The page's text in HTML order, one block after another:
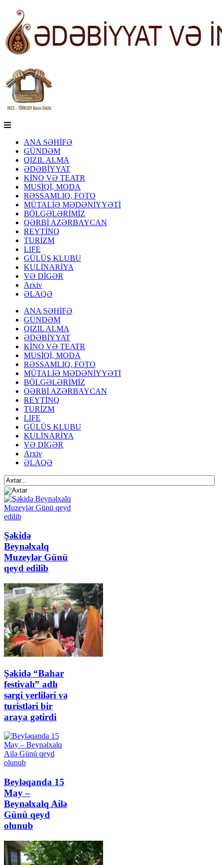
ANA SƏHİFƏ
GÜNDƏM
QIZIL ALMA
ƏDƏBİYYAT
KİNO VƏ TEATR
MUSİQİ, MODA
RƏSSAMLIQ, FOTO
MÜTALİƏ MƏDƏNİYYƏTİ
BÖLGƏLƏRİMİZ
QƏRBİ AZƏRBAYCAN
REYTİNQ
TURİZM
LIFE
GÜLÜŞ KLUBU
KULİNARİYA
VƏ DİGƏR
Arxiv
ƏLAQƏ
ANA SƏHİFƏ
GÜNDƏM
QIZIL ALMA
ƏDƏBİYYAT
KİNO VƏ TEATR
MUSİQİ, MODA
RƏSSAMLIQ, FOTO
MÜTALİƏ MƏDƏNİYYƏTİ
BÖLGƏLƏRİMİZ
QƏRBİ AZƏRBAYCAN
REYTİNQ
TURİZM
LIFE
GÜLÜŞ KLUBU
KULİNARİYA
VƏ DİGƏR
Arxiv
ƏLAQƏ
Şəkidə
Beynəlxalq
Muzeylər Günü
qeyd edilib
Şəkidə “Bahar
festivalı” adlı
sərgi yerliləri və
turistləri bir
araya gətirdi
Beyləqanda 15
May –
Beynəlxalq Ailə
Günü qeyd
olunub